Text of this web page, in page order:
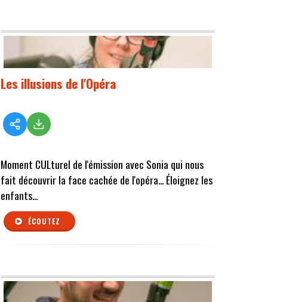
Les illusions de l'Opéra
Moment CULturel de l'émission avec Sonia qui nous
fait découvrir la face cachée de l'opéra... Éloignez les
enfants...
ÉCOUTEZ